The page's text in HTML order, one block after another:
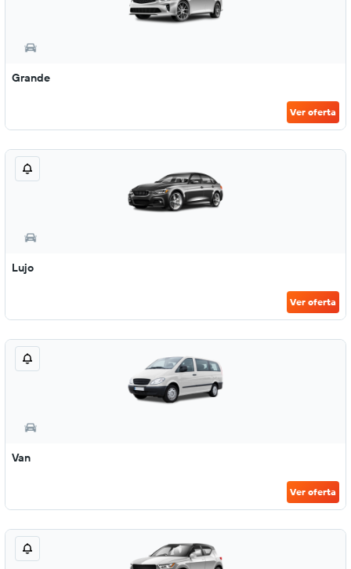
Grande
Ver oferta
Lujo
Ver oferta
Van
Ver oferta